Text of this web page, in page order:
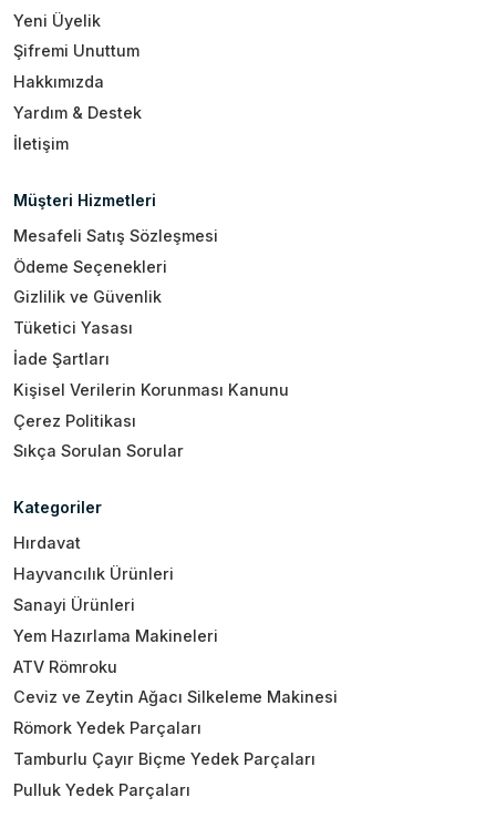
Yeni Üyelik
Şifremi Unuttum
Hakkımızda
Yardım & Destek
İletişim
Müşteri Hizmetleri
Mesafeli Satış Sözleşmesi
Ödeme Seçenekleri
Gizlilik ve Güvenlik
Tüketici Yasası
İade Şartları
Kişisel Verilerin Korunması Kanunu
Çerez Politikası
Sıkça Sorulan Sorular
Kategoriler
Hırdavat
Hayvancılık Ürünleri
Sanayi Ürünleri
Yem Hazırlama Makineleri
ATV Römroku
Ceviz ve Zeytin Ağacı Silkeleme Makinesi
Römork Yedek Parçaları
Tamburlu Çayır Biçme Yedek Parçaları
Pulluk Yedek Parçaları